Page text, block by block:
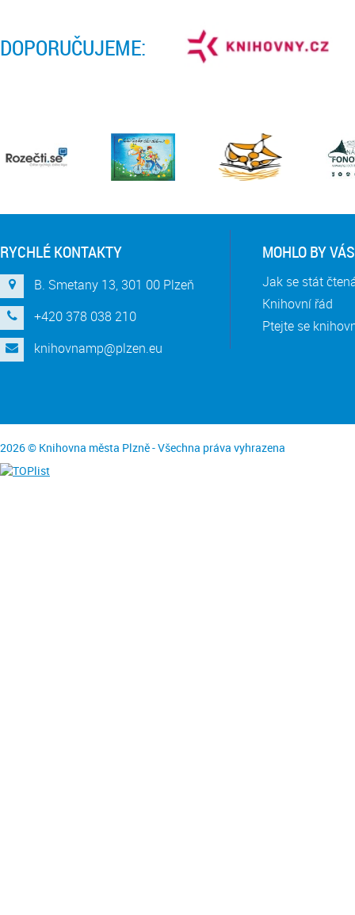
DOPORUČUJEME:
RYCHLÉ KONTAKTY
B. Smetany 13, 301 00 Plzeň
+420 378 038 210
knihovnamp@plzen.eu
MOHLO BY
Jak se stát
Knihovní řád
Ptejte se
2026 © Knihovna města Plzně - Všechna práva vyhrazena